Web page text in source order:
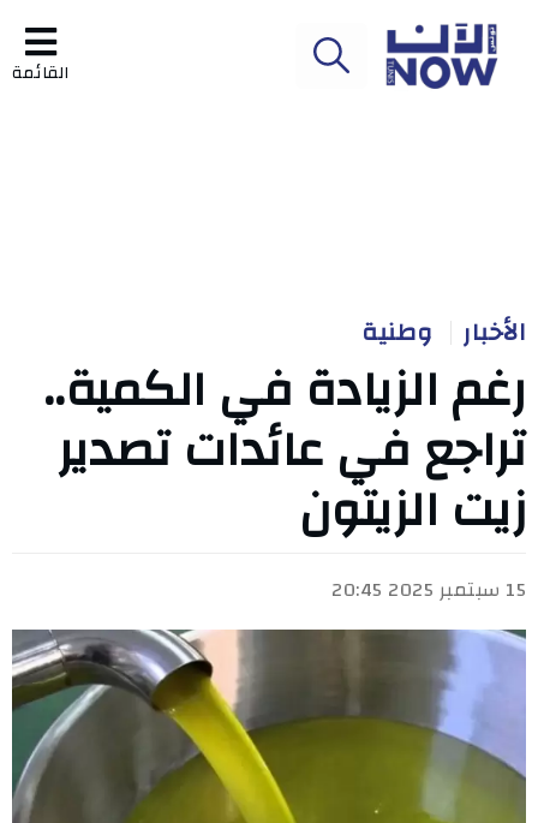
القائمة
الأخبار وطنية
رغم الزيادة في الكمية..
تراجع في عائدات تصدير
زيت الزيتون
15 سبتمبر 2025 20:45